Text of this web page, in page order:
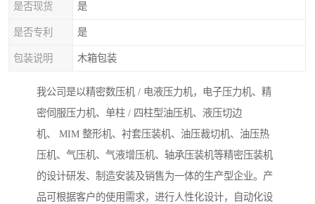
是否现货 是
是否专利 是
包装说明 木箱包装
我公司是以精密数压机 / 电液压力机，电子压力机、精
密伺服压力机、单柱 / 四柱型油压机、液压切边
机、 MIM 整形机、衬套压装机、油压裁切机、油压热
压机、气压机、气液增压机、轴承压装机等精密压装机
的设计研发、制造安装及销售为一体的生产型企业。产
品可根据客户的使用需求，进行人性化设计，自动化设